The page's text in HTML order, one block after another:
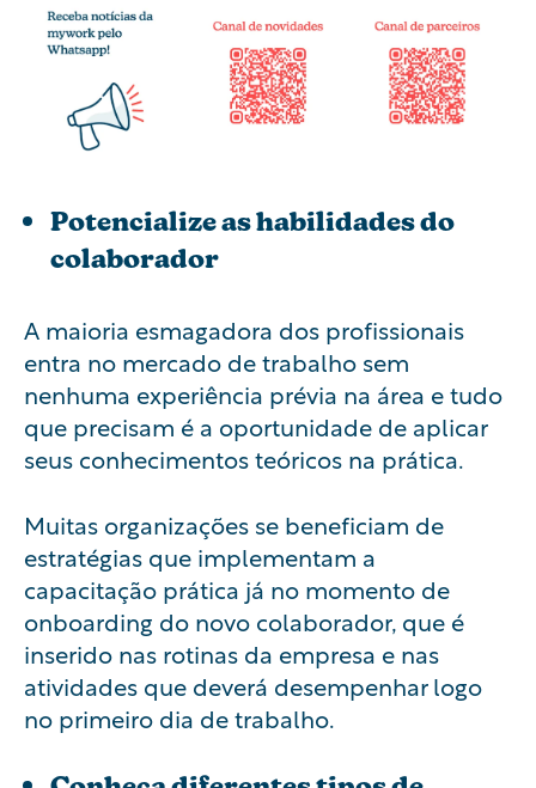
Potencialize as habilidades do
colaborador
A maioria esmagadora dos profissionais
entra no mercado de trabalho sem
nenhuma experiência prévia na área e tudo
que precisam é a oportunidade de aplicar
seus conhecimentos teóricos na prática.
Muitas organizações se beneficiam de
estratégias que implementam a
capacitação prática já no momento de
onboarding do novo colaborador, que é
inserido nas rotinas da empresa e nas
atividades que deverá desempenhar logo
no primeiro dia de trabalho.